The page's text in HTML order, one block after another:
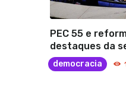
PEC 55 e
destaques da
democracia